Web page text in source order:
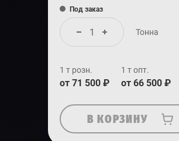
Под заказ
Тонна
1 т розн.
от 71 500 ₽
1 т опт.
от 66 500 ₽
В КОРЗИНУ